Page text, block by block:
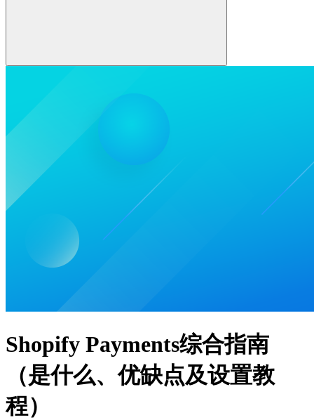
Shopify Payments综合指南
（是什么、优缺点及设置教
程）